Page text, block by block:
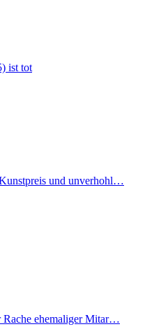
ist tot
und unverhohl…
Rache ehemaliger Mitar…